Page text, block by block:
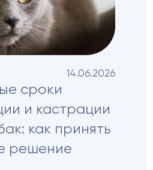
14.06.2026
сроки
и кастрации
как принять
решение